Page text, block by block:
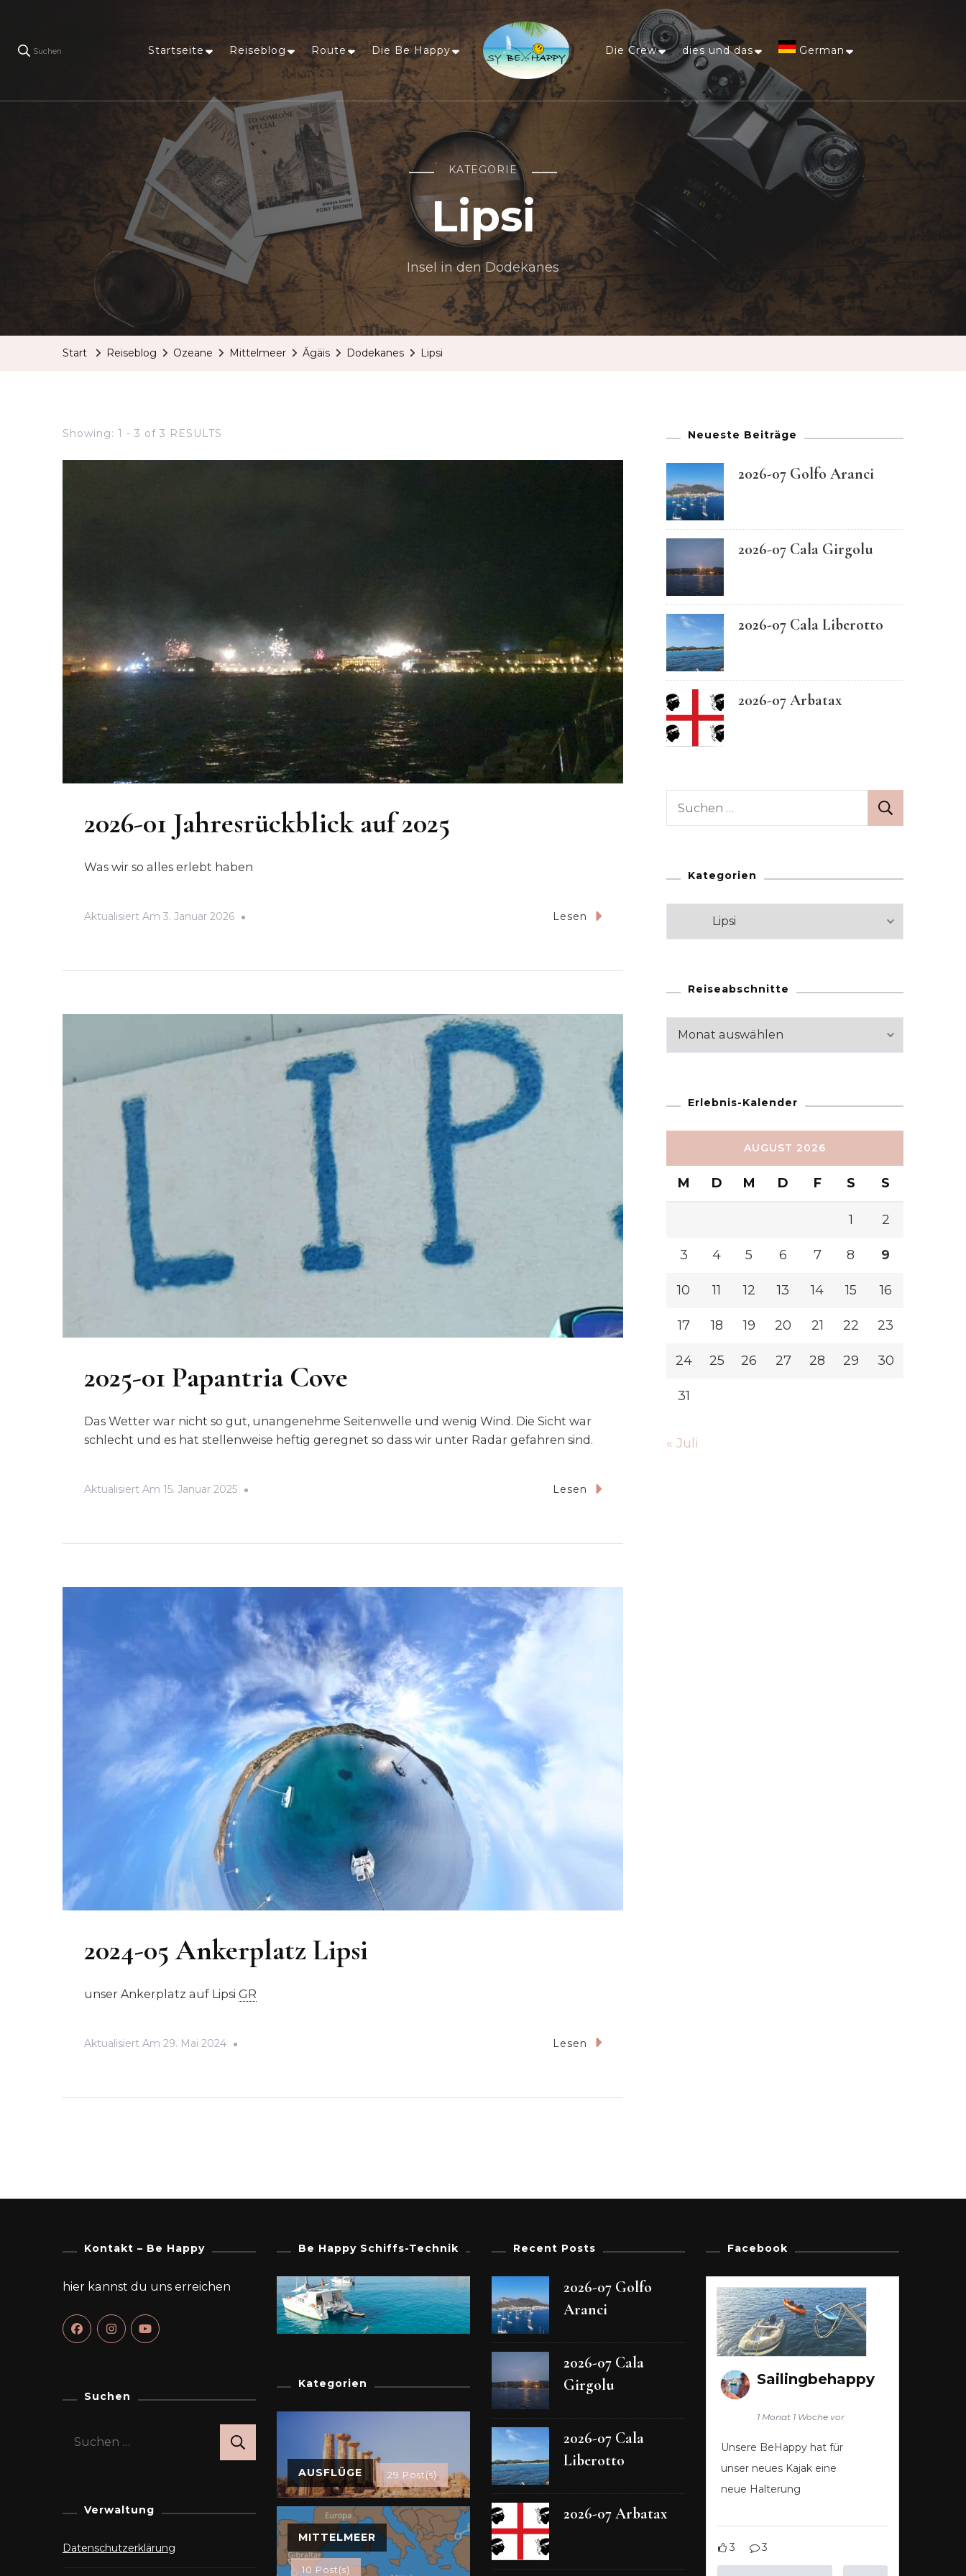
Suchen Startseite Reiseblog Route Die Be Happy
Sailing Be Happy
ein Traum wird wahr
Die Crew dies und das German
Afrikaans
Arabic
Chinese
French
Norwegian
Swedish
KATEGORIE
Lipsi
Insel in den Dodekanes
Start Reiseblog Ozeane Mittelmeer Ägäis Dodekanes Lipsi
Showing: 1 - 3 of 3 RESULTS
2026-01 Jahresrückblick auf 2025
Was wir so alles erlebt haben
Aktualisiert Am 3. Januar 2026 Lesen
2025-01 Papantria Cove
Das Wetter war nicht so gut, unangenehme Seitenwelle und wenig Wind. Die Sicht war
schlecht und es hat stellenweise heftig geregnet so dass wir unter Radar gefahren sind.
Aktualisiert Am 15. Januar 2025 Lesen
2024-05 Ankerplatz Lipsi
unser Ankerplatz auf Lipsi GR
Aktualisiert Am 29. Mai 2024 Lesen
Neueste Beiträge
2026-07 Golfo Aranci
2026-07 Cala Girgolu
2026-07 Cala Liberotto
2026-07 Arbatax
Suchen
Kategorien
Kategorien
Reiseabschnitte
Reiseabschnitte
Erlebnis-Kalender
AUGUST 2026
M D M D F S S
1 2
3 4 5 6 7 8 9
10 11 12 13 14 15 16
17 18 19 20 21 22 23
24 25 26 27 28 29 30
31
« Juli
Kontakt – Be Happy
hier kannst du uns erreichen
Suchen
Suchen
Verwaltung
Datenschutzerklärung
Be Happy Schiffs-Technik
Kategorien
AUSFLÜGE 29 Post(s)
MITTELMEER
10 Post(s)
Recent Posts
2026-07 Golfo
Aranci
2026-07 Cala
Girgolu
2026-07 Cala
Liberotto
2026-07 Arbatax
Facebook
Sailingbehappy
1 Monat 1 Woche vor
Unsere BeHappy hat für
unser neues Kajak eine
neue Halterung
3 3